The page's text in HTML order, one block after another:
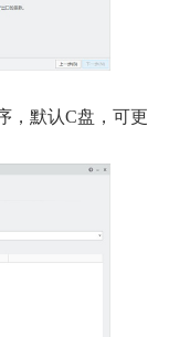
，默认C盘，可更